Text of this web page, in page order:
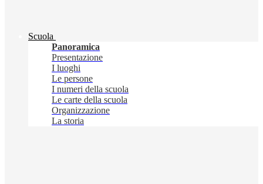
Scuola
Panoramica
Presentazione
I luoghi
Le persone
I numeri della scuola
Le carte della scuola
Organizzazione
La storia